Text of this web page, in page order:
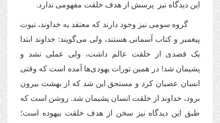
این دیدگاه نیز پرسش از هدف خلقت مفهومی ندارد.
گروه سومی نیز وجود دارند که معتقد به خداوند، نبوت
پیغمبر و کتاب آسمانی هستند، ولی می‌گویند: خداوند ابتدا
یک قصدی از خلقت عالم داشت، ولی عملی نشد و
پشیمان شد! در همین تورات‌ یهودی‌ها آمده است که وقتی
انسان عصیان کرد و مستحق این شد که از بهشت بیرون
برود، خداوند از خلقت انسان پشیمان شد. روشن است که
طبق این دیدگاه نیز سخن از هدف خلقت بیهوده است؛